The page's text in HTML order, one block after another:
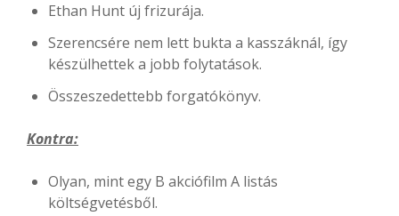
Ethan Hunt új frizurája.
Szerencsére nem lett bukta a kasszáknál, így
készülhettek a jobb folytatások.
Összeszedettebb forgatókönyv.
Kontra:
Olyan, mint egy B akciófilm A listás
költségvetésből.